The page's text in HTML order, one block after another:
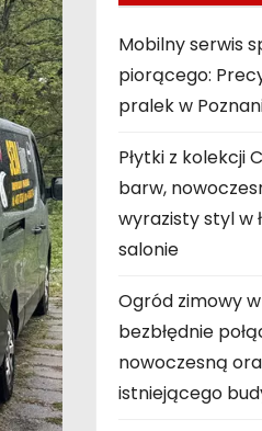
Mobilny serwis
piorącego:
pralek w
Płytki z kolekcji
barw,
wyrazisty styl w
salonie
Ogród zimowy
bezbłędnie
nowoczesną
istniejącego